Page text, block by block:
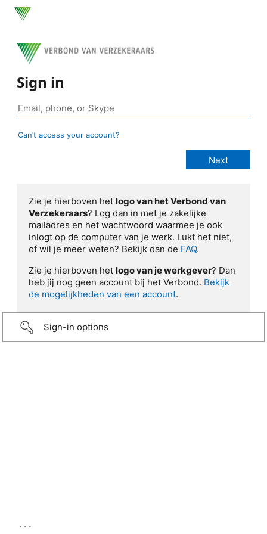
Sign in
Can’t access your account?
Zie je hierboven het logo van het Verbond van
Verzekeraars? Log dan in met je zakelijke
mailadres en het wachtwoord waarmee je ook
inlogt op de computer van je werk. Lukt het niet,
of wil je meer weten? Bekijk dan de FAQ.
Zie je hierboven het logo van je werkgever? Dan
heb jij nog geen account bij het Verbond. Bekijk
de mogelijkheden van een account.
Sign-in options
...